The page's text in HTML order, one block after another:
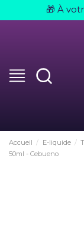
🎁 À
Accueil E-liquide
50ml - Cebueno